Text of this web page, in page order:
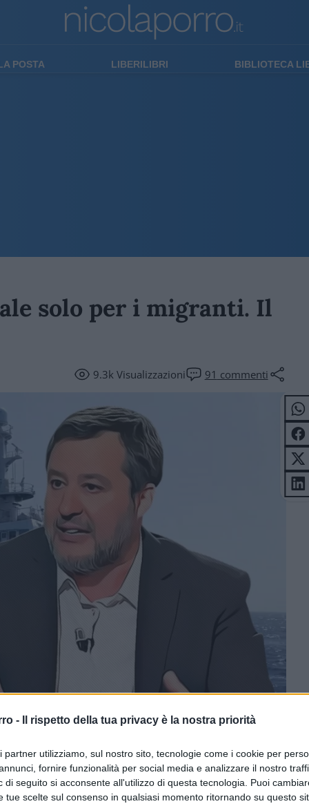
- Il rispetto della tua privacy è la nostra priorità
partner utilizziamo, sul nostro sito, tecnologie come i cookie per
fornire funzionalità per social media e analizzare il nostro
di seguito si acconsente all'utilizzo di questa tecnologia. Puoi
tue scelte sul consenso in qualsiasi momento ritornando su questo
POSTA LIBERILIBRI BIBLIOTECA
solo per i migranti. Il
9.3kVisualizzazioni 91 commenti
CLICCA QUI